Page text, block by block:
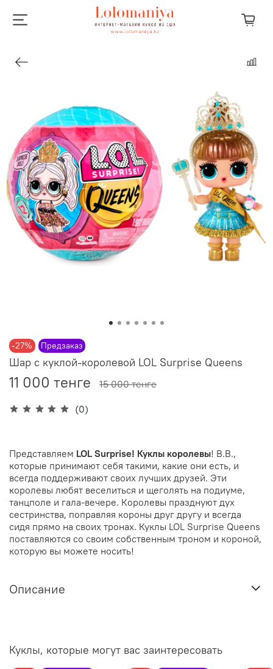
-27% Предзаказ
(0)
Шар c куклой-королевой LOL Surprise Queens
11 000 тенге 15 000 тенге
Представляем LOL Surprise! Куклы королевы! B.B.,
которые принимают себя такими, какие они есть, и
всегда поддерживают своих лучших друзей. Эти
королевы любят веселиться и щеголять на подиуме,
танцполе и гала-вечере. Королевы празднуют дух
сестринства, поправляя короны друг другу и всегда
сидя прямо на своих тронах. Куклы LOL Surprise Queens
поставляются со своим собственным троном и короной,
которую вы можете носить!
Описание
Куклы, которые могут вас заинтересовать